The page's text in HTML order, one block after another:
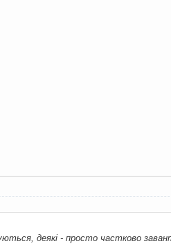
деякі - просто частково